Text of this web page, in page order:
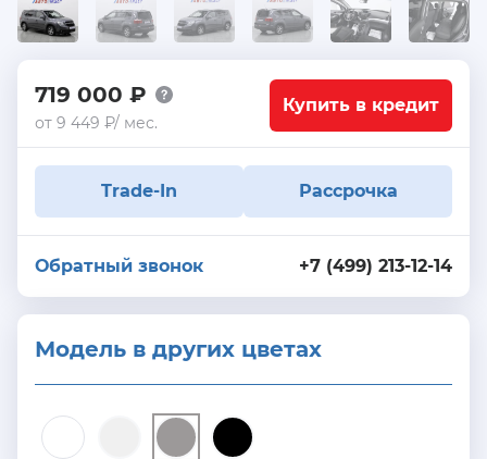
719 000 ₽
от 9 449 ₽/ мес.
Купить в кредит
Trade-In Рассрочка
+7 (499) 213-12-14
Обратный звонок
Модель в других цветах